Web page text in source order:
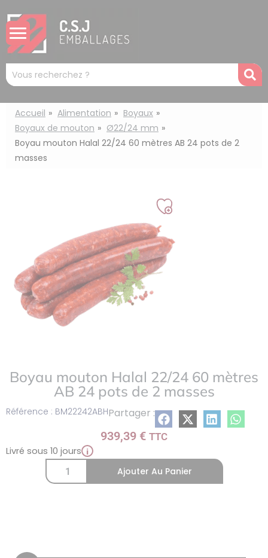
Mots
clés
:
Accueil Alimentation
Boyaux
Boyaux de mouton
Ø22/24 mm
Boyau mouton Halal 22/24 60 mètres AB 24 pots de 2
masses
Ajouter
ma
liste
Référence : BM22242ABHPartager :
Boyau mouton Halal 22/24 60 mètres
AB 24 pots de 2 masses
939,39 € TTC
Livré sous 10 jours i
Ajouter Au Panier